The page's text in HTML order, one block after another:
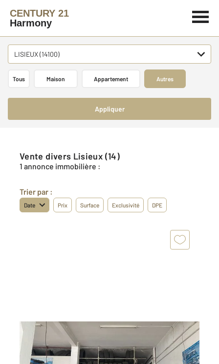
CENTURY 21
Harmony
LISIEUX (14100)
Tous Maison Appartement Autres
Appliquer
Vente divers Lisieux (14)
1 annonce immobilière :
Trier par :
Date Prix Surface Exclusivité DPE
LISIEUX 14
300 m
Ref : 2204